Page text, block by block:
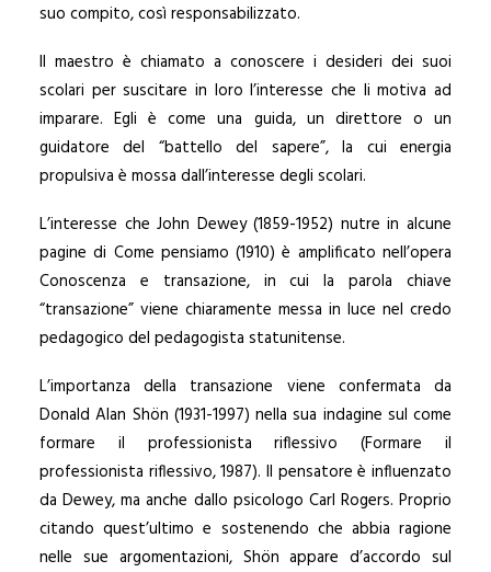
suo compito, così responsabilizzato.
Il maestro è chiamato a conoscere i desideri dei suoi
scolari per suscitare in loro l’interesse che li motiva ad
imparare. Egli è come una guida, un direttore o un
guidatore del “battello del sapere”, la cui energia
propulsiva è mossa dall’interesse degli scolari.
L’interesse che John Dewey (1859-1952) nutre in alcune
pagine di Come pensiamo (1910) è amplificato nell’opera
Conoscenza e transazione, in cui la parola chiave
“transazione” viene chiaramente messa in luce nel credo
pedagogico del pedagogista statunitense.
L’importanza della transazione viene confermata da
Donald Alan Shön (1931-1997) nella sua indagine sul come
formare il professionista riflessivo (Formare il
professionista riflessivo, 1987). Il pensatore è influenzato
da Dewey, ma anche dallo psicologo Carl Rogers. Proprio
citando quest’ultimo e sostenendo che abbia ragione
nelle sue argomentazioni, Shön appare d’accordo sul